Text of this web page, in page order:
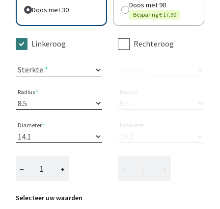
Doos met 30
Doos met 90
Besparing € 17,90
Linkeroog
Sterkte
Radius
Diameter
− +
Selecteer uw waarden
Rechteroog
Radius
Diameter